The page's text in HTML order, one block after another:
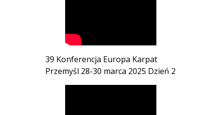
39 Konferencja Europa Karpat
Przemyśl 28-30 marca 2025 Dzień 2